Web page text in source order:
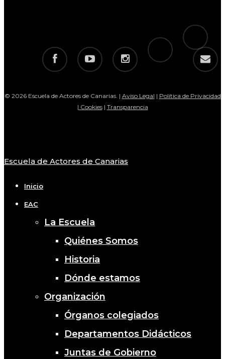
facebook youtube instagram
telegram
tiktok
email
© 2026 Escuela de Actores de Canarias. | Aviso Legal | Política de Privacidad
| Cookies| Transparencia
Close
Escuela de Actores de Canarias
Inicio
EAC
La Escuela
Quiénes Somos
Historia
Dónde estamos
Organización
Órganos colegiados
Departamentos Didácticos
Juntas de Gobierno